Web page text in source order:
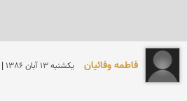
فاطمه وفائیان يكشنبه 13 آبان 1386 | 19 سال پیش